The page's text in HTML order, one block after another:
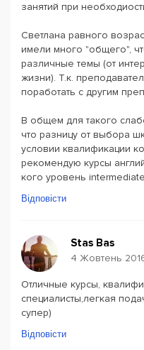
занятий при
Светлана равного
имели много "общего",
различные темы (от
жизни). Т.к.
поработать с другим
В общем для такого
что разницу от выбора
условии квалификации
рекомендую курсы
кого уровень
Відповісти
Stas Bas
4 Жовтень
Отличные курсы,
специалисты,легкая
супер)
Відповісти